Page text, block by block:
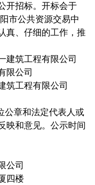
开招标。开标会于
市公共资源交易中
真、仔细的工作，推
建筑工程有限公司
限公司
筑工程有限公司
公章和法定代表人或
映和意见。公示时间
公司
四楼